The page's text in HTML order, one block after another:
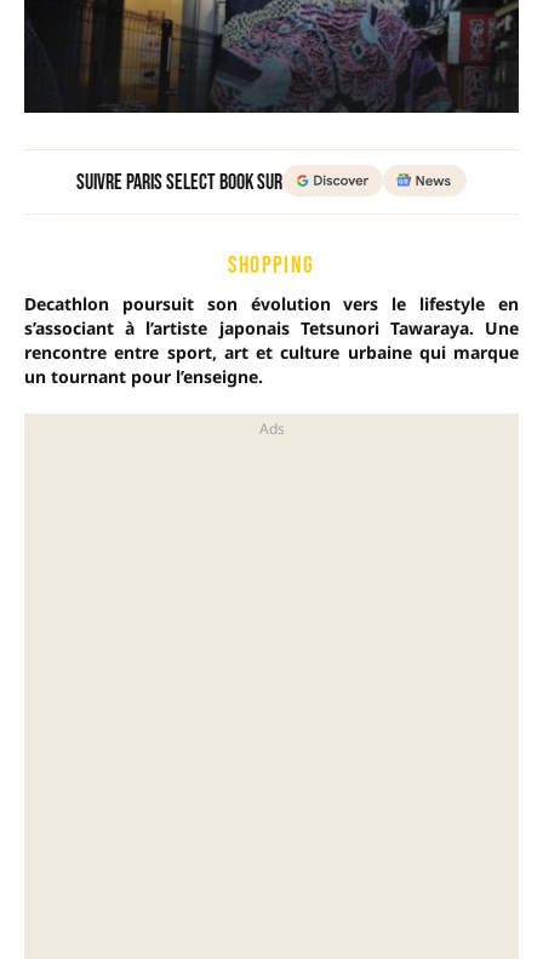
Suivre Paris Select Book sur
SHOPPING
Decathlon poursuit son évolution vers le lifestyle en
s’associant à l’artiste japonais Tetsunori Tawaraya. Une
rencontre entre sport, art et culture urbaine qui marque
un tournant pour l’enseigne.